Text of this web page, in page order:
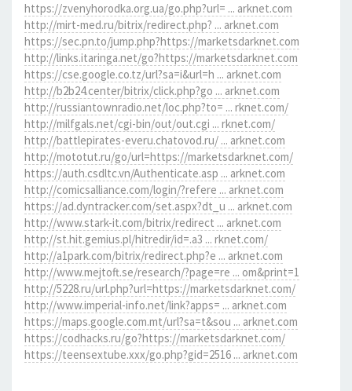
https://zvenyhorodka.org.ua/go.php?url= ... arknet.com
http://mirt-med.ru/bitrix/redirect.php? ... arknet.com
https://sec.pn.to/jump.php?https://marketsdarknet.com
http://links.itaringa.net/go?https://marketsdarknet.com
https://cse.google.co.tz/url?sa=i&url=h ... arknet.com
http://b2b24.center/bitrix/click.php?go ... arknet.com
http://russiantownradio.net/loc.php?to= ... rknet.com/
http://milfgals.net/cgi-bin/out/out.cgi ... rknet.com/
http://battlepirates-everu.chatovod.ru/ ... arknet.com
http://mototut.ru/go/url=https://marketsdarknet.com/
https://auth.csdltc.vn/Authenticate.asp ... arknet.com
http://comicsalliance.com/login/?refere ... arknet.com
https://ad.dyntracker.com/set.aspx?dt_u ... arknet.com
http://www.stark-it.com/bitrix/redirect ... arknet.com
http://st.hit.gemius.pl/hitredir/id=.a3 ... rknet.com/
http://a1park.com/bitrix/redirect.php?e ... arknet.com
http://www.mejtoft.se/research/?page=re ... om&print=1
http://5228.ru/url.php?url=https://marketsdarknet.com/
http://www.imperial-info.net/link?apps= ... arknet.com
https://maps.google.com.mt/url?sa=t&sou ... arknet.com
https://codhacks.ru/go?https://marketsdarknet.com/
https://teensextube.xxx/go.php?gid=2516 ... arknet.com